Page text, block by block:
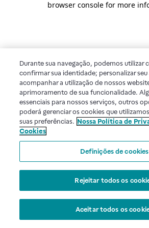
browser console for more
Durante sua navegação, podemos utilizar
confirmar sua identidade; personalizar seu
acompanhar a utilização de nossos
aprimoramento de sua funcionalidade.
essenciais para nossos serviços, outros
poderá gerenciar os cookies que
suas preferências. Nossa Política de
Cookies
Definições de cookies
Rejeitar todos os
Aceitar todos os